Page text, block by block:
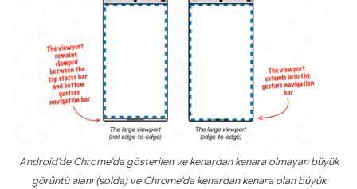
Android'de Chrome'da gösterilen ve kenardan kenara olmayan büyük
görüntü alanı (solda) ve Chrome'da kenardan kenara olan büyük